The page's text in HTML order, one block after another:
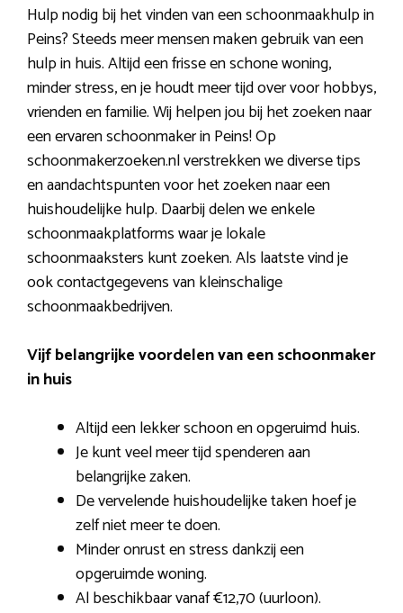
Hulp nodig bij het vinden van een schoonmaakhulp in
Peins? Steeds meer mensen maken gebruik van een
hulp in huis. Altijd een frisse en schone woning,
minder stress, en je houdt meer tijd over voor hobbys,
vrienden en familie. Wij helpen jou bij het zoeken naar
een ervaren schoonmaker in Peins! Op
schoonmakerzoeken.nl verstrekken we diverse tips
en aandachtspunten voor het zoeken naar een
huishoudelijke hulp. Daarbij delen we enkele
schoonmaakplatforms waar je lokale
schoonmaaksters kunt zoeken. Als laatste vind je
ook contactgegevens van kleinschalige
schoonmaakbedrijven.
Vijf belangrijke voordelen van een schoonmaker
in huis
Altijd een lekker schoon en opgeruimd huis.
Je kunt veel meer tijd spenderen aan
belangrijke zaken.
De vervelende huishoudelijke taken hoef je
zelf niet meer te doen.
Minder onrust en stress dankzij een
opgeruimde woning.
Al beschikbaar vanaf €12,70 (uurloon).